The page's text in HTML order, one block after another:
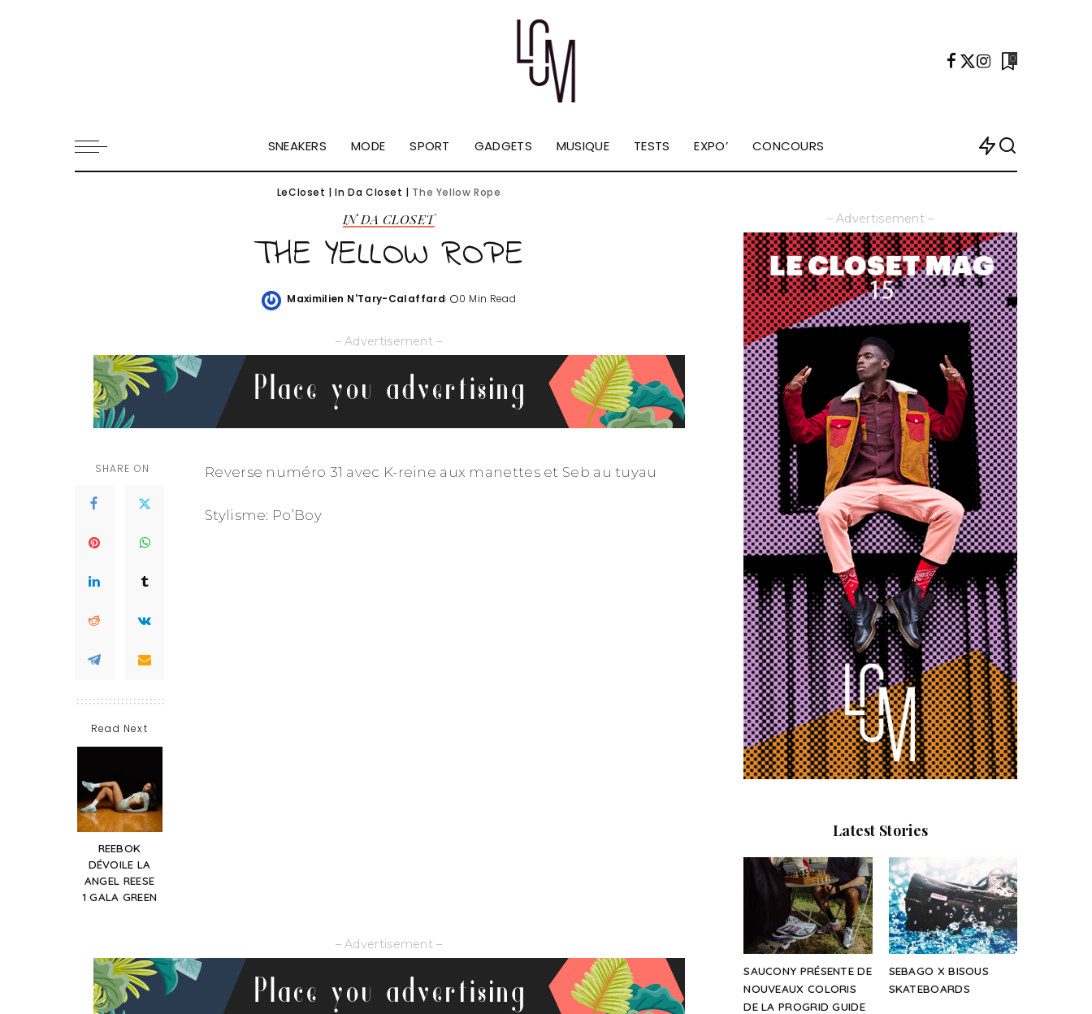
0
SNEAKERS MODE SPORT GADGETS MUSIQUE TESTS EXPO’ CONCOURS
LeCloset |In Da Closet | The Yellow Rope
IN DA CLOSET
THE YELLOW ROPE
Posted
Maximilien N'Tary-Calaffard 0 Min Read
– Advertisement –
SHARE ON
Read Next
REEBOK
DÉVOILE LA
ANGEL REESE
1 GALA GREEN
Reverse numéro 31 avec K-reine aux manettes et Seb au tuyau
Stylisme: Po’Boy
– Advertisement –
– Advertisement –
Latest Stories
SAUCONY PRÉSENTE DE
NOUVEAUX COLORIS
DE LA PROGRID GUIDE
SEBAGO X BISOUS
SKATEBOARDS